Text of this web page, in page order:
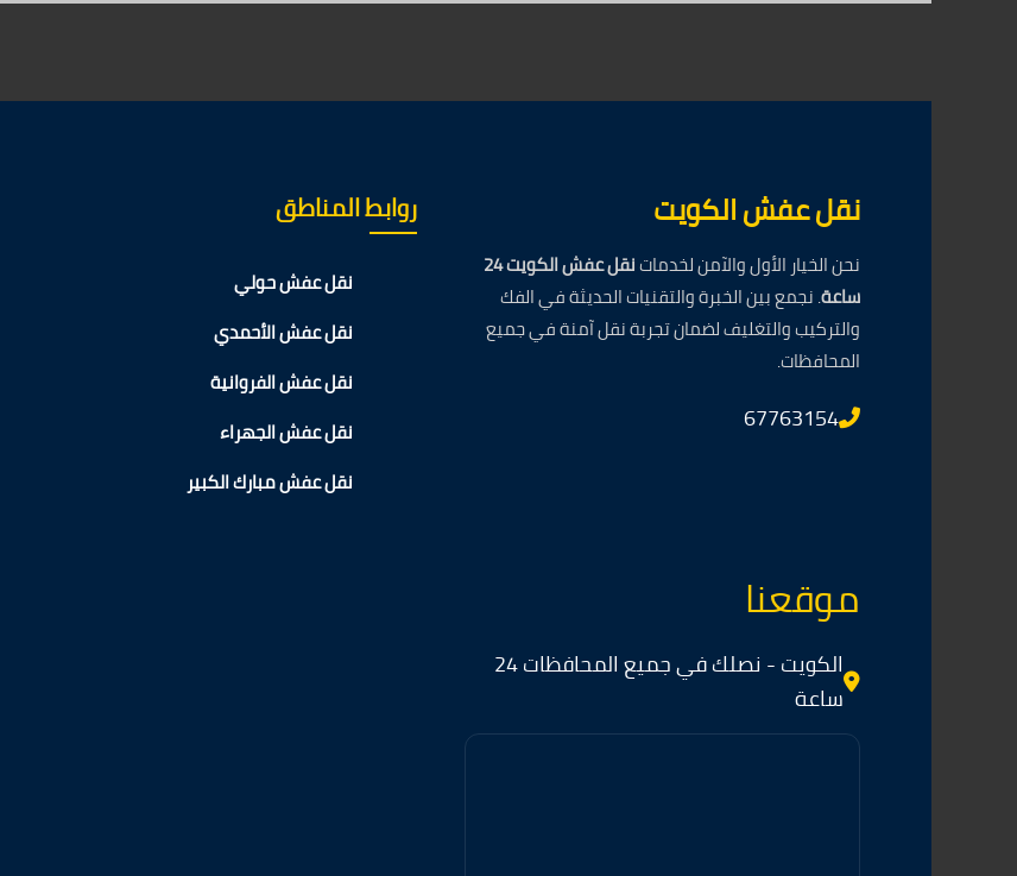
نقل عفش الكويت
نحن الخيار الأول والآمن لخدمات
نقل عفش الكويت 24
ساعة. نجمع بين الخبرة والتقنيات الحديثة في الفك
والتركيب والتغليف لضمان تجربة نقل آمنة في جميع
المحافظات.
67763154
روابط المناطق
نقل عفش حولي
نقل عفش الأحمدي
نقل عفش الفروانية
نقل عفش الجهراء
نقل عفش مبارك الكبير
موقعنا
الكويت - نصلك في جميع المحافظات 24
ساعة